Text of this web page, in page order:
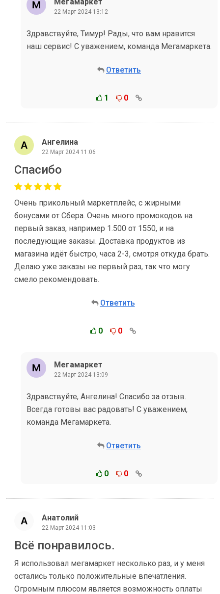
22 Март 2024 13:12
Здравствуйте, Тимур! Рады, что вам нравится
наш сервис! С уважением, команда Мегамаркета.
Ответить
1 0
Ангелина
22 Март 2024 11:06
Спасибо
Очень прикольный маркетплейс, с жирными
бонусами от Сбера. Очень много промокодов на
первый заказ, например 1.500 от 1550, и на
последующие заказы. Доставка продуктов из
магазина идёт быстро, часа 2-3, смотря откуда брать.
Делаю уже заказы не первый раз, так что могу
смело рекомендовать.
Ответить
0 0
Мегамаркет
22 Март 2024 13:09
Здравствуйте, Ангелина! Спасибо за отзыв.
Всегда готовы вас радовать! С уважением,
команда Мегамаркета.
Ответить
0 0
Анатолий
22 Март 2024 11:03
Всё понравилось.
Я использовал мегамаркет несколько раз, и у меня
остались только положительные впечатления.
Огромным плюсом является возможность оплаты